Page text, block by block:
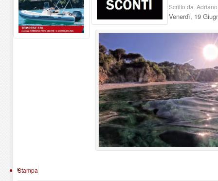
Scritto da
Venerdì, 19
Stampa